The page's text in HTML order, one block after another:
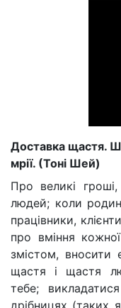
Доставка щастя.
мрії. (Тоні Шей)
Про великі
людей; коли
працівники,
про вміння
змістом, вносити
щастя і щастя
тебе;
дрібницях (таких